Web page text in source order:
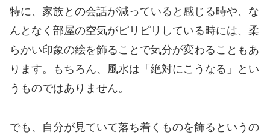
特に、家族との会話が減っていると感じる時や、な
んとなく部屋の空気がピリピリしている時には、柔
らかい印象の絵を飾ることで気分が変わることもあ
ります。もちろん、風水は「絶対にこうなる」とい
うものではありません。
でも、自分が見ていて落ち着くものを飾るというの